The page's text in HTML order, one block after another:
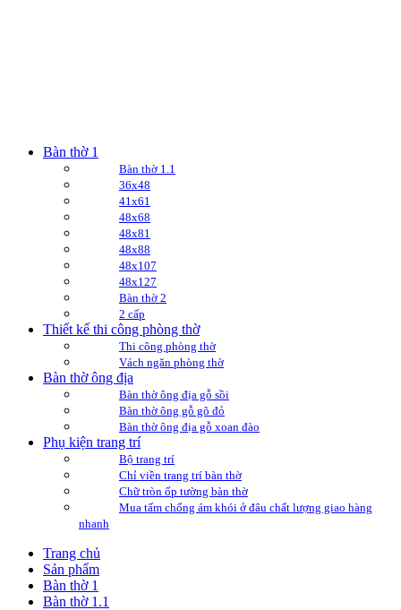
Bàn thờ 1
Bàn thờ 1.1
36x48
41x61
48x68
48x81
48x88
48x107
48x127
Bàn thờ 2
2 cấp
Thiết kế thi công phòng thờ
Thi công phòng thờ
Vách ngăn phòng thờ
Bàn thờ ông địa
Bàn thờ ông địa gỗ sồi
Bàn thờ ông gỗ gõ đỏ
Bàn thờ ông địa gỗ xoan đào
Phụ kiện trang trí
Bộ trang trí
Chỉ viền trang trí bàn thờ
Chữ tròn ốp tường bàn thờ
Mua tấm chống ám khói ở đâu chất lượng giao hàng
nhanh
Trang chủ
Sản phẩm
Bàn thờ 1
Bàn thờ 1.1